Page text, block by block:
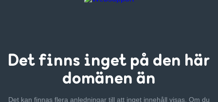
Det finns inget på den här
domänen än
Det kan finnas flera anledningar till att inget innehåll visas. Om du